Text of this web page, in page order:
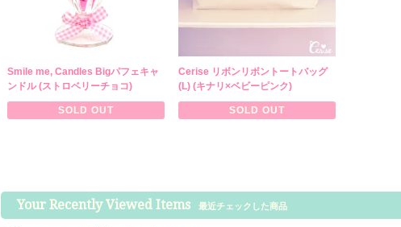
Smile me, Candles Bigパフェキャ
ンドル (ストロベリーチョコ)
SOLD OUT
Cerise リボンリボントートバッグ
(L) (キナリ×ベビーピンク)
SOLD OUT
Your Recently Viewed Items 最近チェックした商品